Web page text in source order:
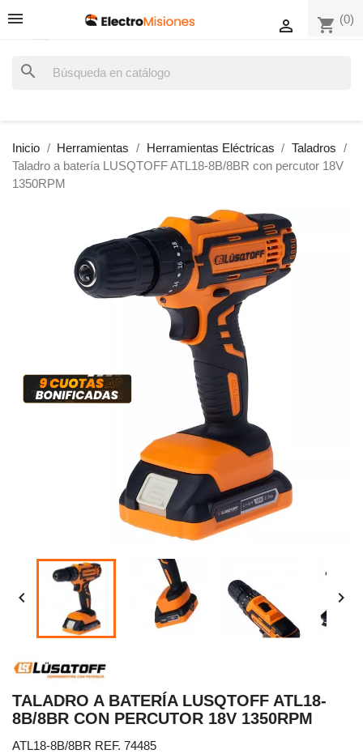
shopping_cart (0)

search
Inicio Herramientas Herramientas Eléctricas
Taladros
Taladro a batería LUSQTOFF ATL18-8B/8BR con percutor 18V
1350RPM
 
TALADRO A BATERÍA LUSQTOFF ATL18-
8B/8BR CON PERCUTOR 18V 1350RPM
ATL18-8B/8BR REF. 74485